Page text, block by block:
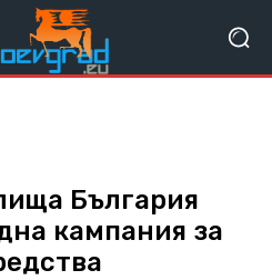
България
кампания за